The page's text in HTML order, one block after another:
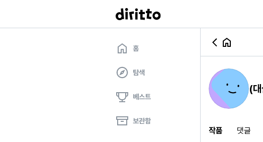
홈
탐색
베스트
보관함
(
작품 댓글